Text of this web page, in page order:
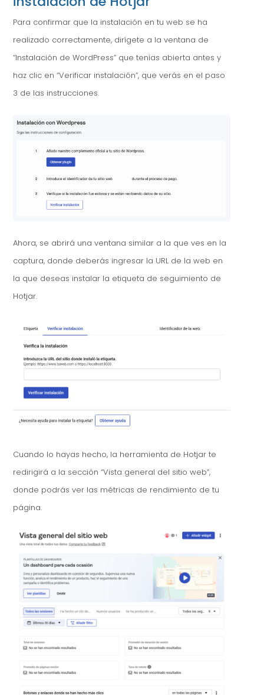
Para confirmar que la instalación en tu web se ha
realizado correctamente, dirígete a la ventana de
“Instalación de WordPress” que tenías abierta antes y
haz clic en “Verificar instalación”, que verás en el paso
3 de las instrucciones.
Ahora, se abrirá una ventana similar a la que ves en la
captura, donde deberás ingresar la URL de la web en
la que deseas instalar la etiqueta de seguimiento de
Hotjar.
Cuando lo hayas hecho, la herramienta de Hotjar te
redirigirá a la sección “Vista general del sitio web”,
donde podrás ver las métricas de rendimiento de tu
página.